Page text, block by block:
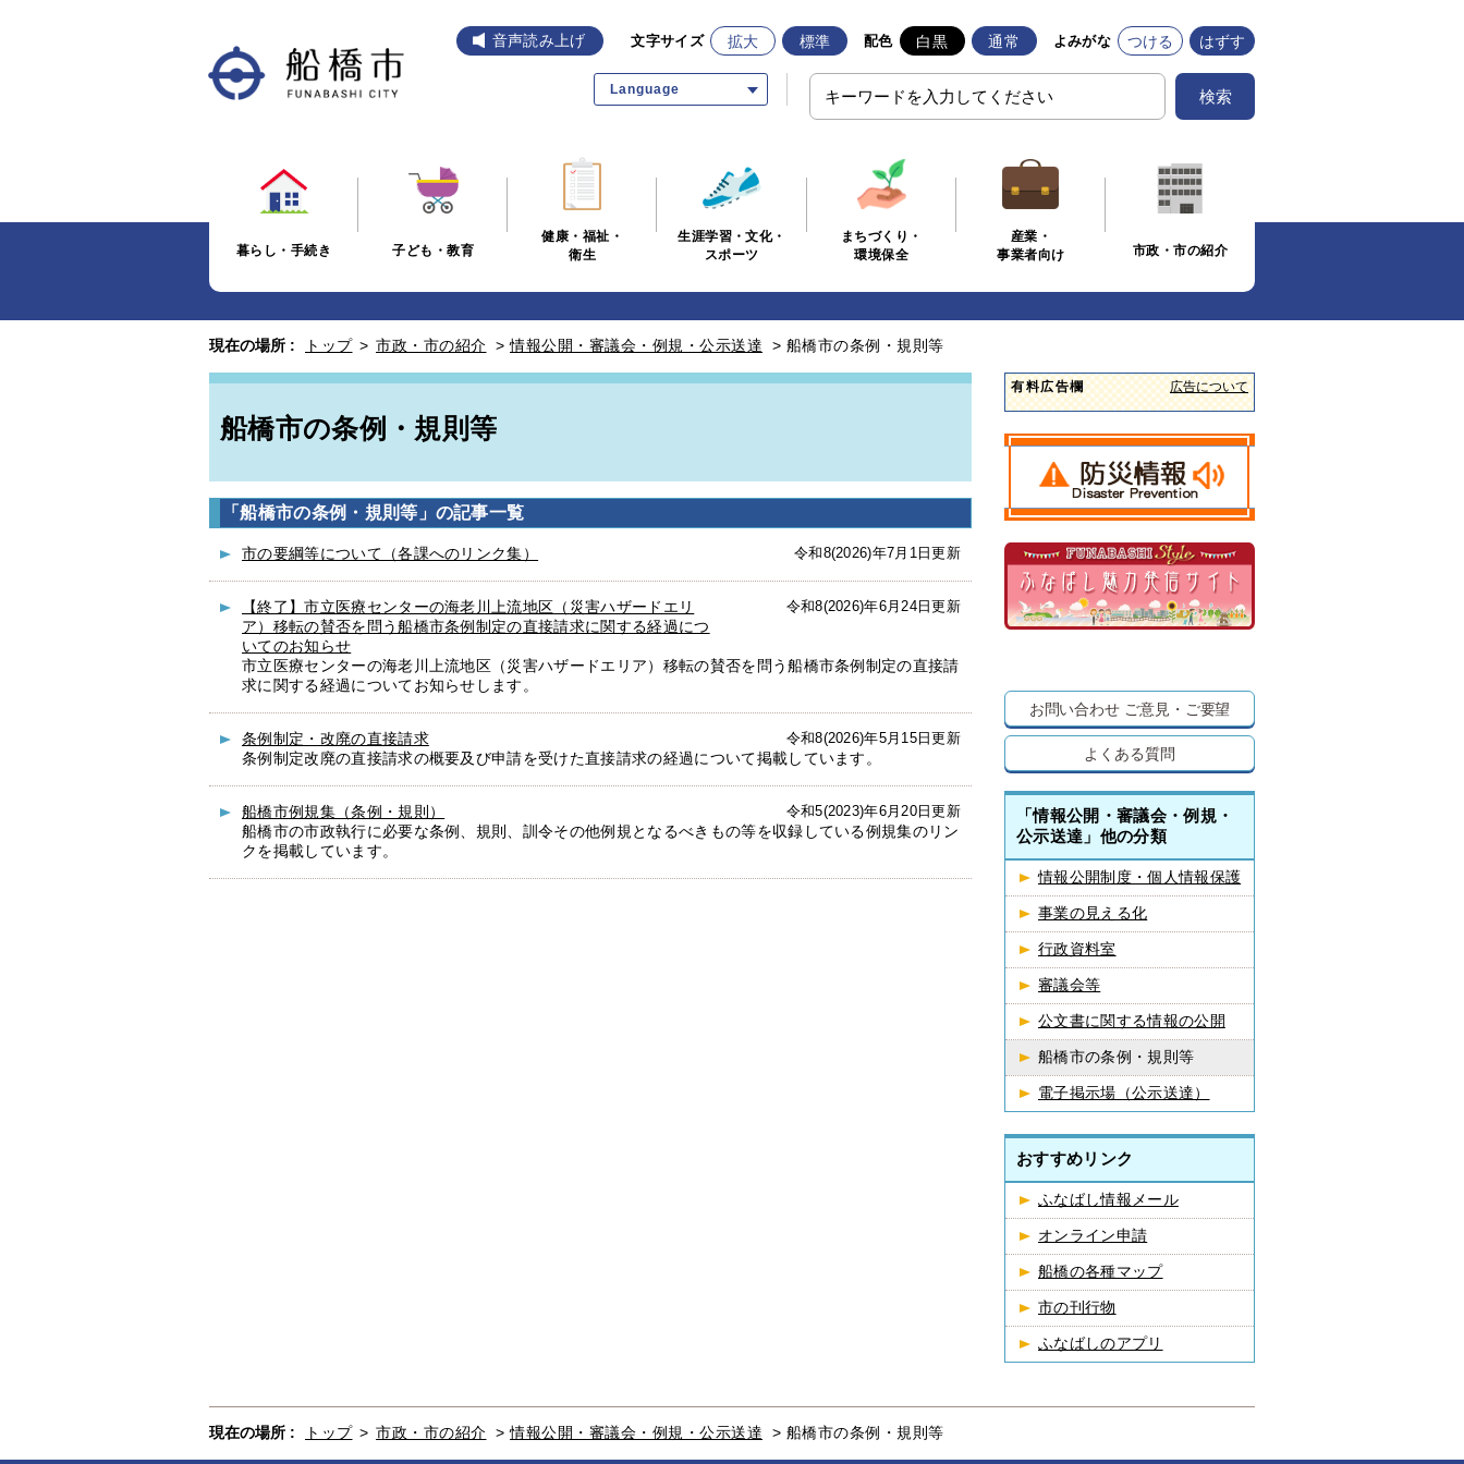
音声読み上げ 文字サイズ 拡大 標準 配色 白黒 通常 よみがな つける はずす
Language 検索
暮らし・手続き 子ども・教育
健康・福祉・
衛生
生涯学習・文化・
スポーツ
まちづくり・
環境保全
産業・
事業者向け
市政・市の紹介
現在の場所 : トップ > 市政・市の紹介 >情報公開・審議会・例規・公示送達 > 船橋市の条例・規則等
船橋市の条例・規則等
「船橋市の条例・規則等」の記事一覧
市の要綱等について（各課へのリンク集） 令和8(2026)年7月1日更新
【終了】市立医療センターの海老川上流地区（災害ハザードエリ
ア）移転の賛否を問う船橋市条例制定の直接請求に関する経過につ
いてのお知らせ
令和8(2026)年6月24日更新
市立医療センターの海老川上流地区（災害ハザードエリア）移転の賛否を問う船橋市条例制定の直接請
求に関する経過についてお知らせします。
条例制定・改廃の直接請求 令和8(2026)年5月15日更新
条例制定改廃の直接請求の概要及び申請を受けた直接請求の経過について掲載しています。
船橋市例規集（条例・規則） 令和5(2023)年6月20日更新
船橋市の市政執行に必要な条例、規則、訓令その他例規となるべきもの等を収録している例規集のリン
クを掲載しています。
有料広告欄 広告について
お問い合わせ ご意見・ご要望
よくある質問
「情報公開・審議会・例規・
公示送達」他の分類
情報公開制度・個人情報保護
事業の見える化
行政資料室
審議会等
公文書に関する情報の公開
船橋市の条例・規則等
電子掲示場（公示送達）
おすすめリンク
ふなばし情報メール
オンライン申請
船橋の各種マップ
市の刊行物
ふなばしのアプリ
現在の場所 : トップ > 市政・市の紹介 >情報公開・審議会・例規・公示送達 > 船橋市の条例・規則等